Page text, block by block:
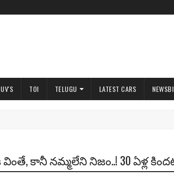
TOI TELUGU LATEST CARS
వింతే, కానీ నమ్మలేని నిజం..! 30 ఏళ్ల